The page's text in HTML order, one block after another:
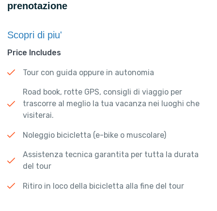
prenotazione
Scopri di piu'
Price Includes
Tour con guida oppure in autonomia
Road book, rotte GPS, consigli di viaggio per
trascorre al meglio la tua vacanza nei luoghi che
visiterai.
Noleggio bicicletta (e-bike o muscolare)
Assistenza tecnica garantita per tutta la durata
del tour
Ritiro in loco della bicicletta alla fine del tour